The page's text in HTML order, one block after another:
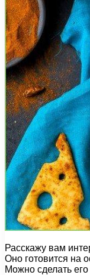
Расскажу вам
Оно готовится на
Можно сделать